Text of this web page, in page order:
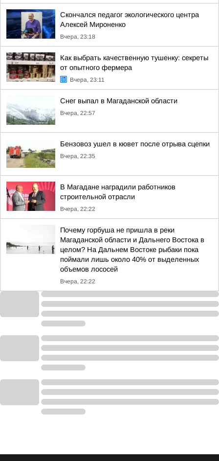
Скончался педагог экологического центра
Алексей Мироненко
Вчера, 23:18
Как выбрать качественную тушенку: секреты
от опытного фермера
Вчера, 23:11
Снег выпал в Магаданской области
Вчера, 22:57
Бензовоз ушел в кювет после отрыва сцепки
Вчера, 22:35
В Магадане наградили работников
строительной отрасли
Вчера, 22:22
Почему горбуша не пришла в реки
Магаданской области и Дальнего Востока в
целом? На Дальнем Востоке рыбаки пока
поймали лишь около 40% от выделенных
объемов лососей
Вчера, 22:22